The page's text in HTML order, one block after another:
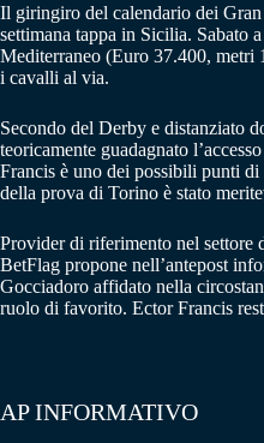
Il giringiro del calendario dei
settimana tappa in Sicilia. Sabato
Mediterraneo (Euro 37.400, metri
i cavalli al via.
Secondo del Derby e distanziato
teoricamente guadagnato
Francis è uno dei possibili punti
della prova di Torino è stato
Provider di riferimento nel settore
BetFlag propone nell’antepost
Gocciadoro affidato nella
ruolo di favorito. Ector Francis
AP INFORMATIVO